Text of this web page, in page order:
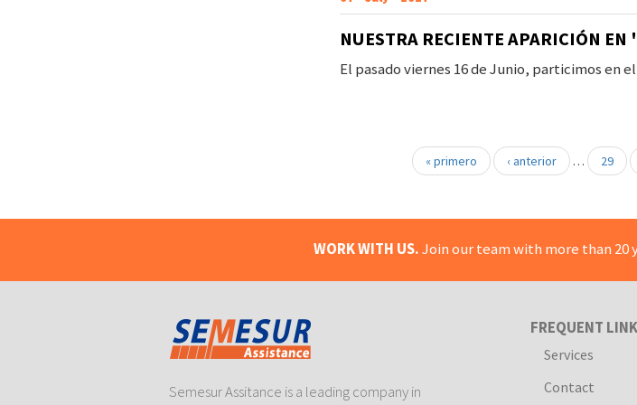
NUESTRA RECIENTE APARICIÓN
El pasado viernes 16 de Junio, particimos en
« primero ‹ anterior … 29
WORK WITH US.Join our team with more than 20
Semesur Assitance is a leading company in
FREQUENT
Services
Contact